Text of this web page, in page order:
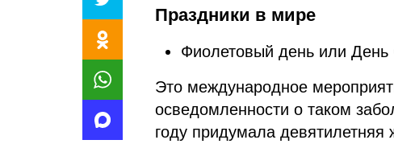
Праздники в мире
Фиолетовый день или День
Это международное
осведомленности о таком
году придумала